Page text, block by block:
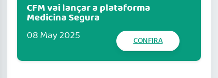
CFM vai lançar a plataforma
Medicina Segura
08 May 2025 CONFIRA